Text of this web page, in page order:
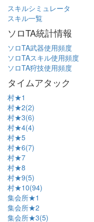
スキルシミュレータ
スキル一覧
ソロTA統計情報
ソロTA武器使用頻度
ソロTAスキル使用頻度
ソロTA狩技使用頻度
タイムアタック
村★1
村★2(2)
村★3(6)
村★4(4)
村★5
村★6(7)
村★7
村★8
村★9(5)
村★10(94)
集会所★1
集会所★2
集会所★3(5)